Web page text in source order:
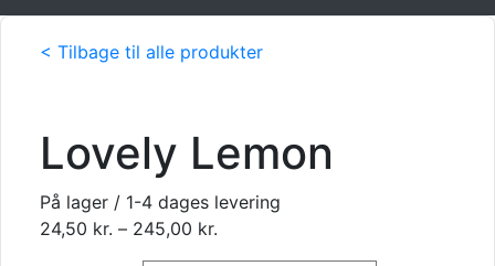
< Tilbage til alle produkter
Lovely Lemon
På lager / 1-4 dages levering
24,50 kr. – 245,00 kr.